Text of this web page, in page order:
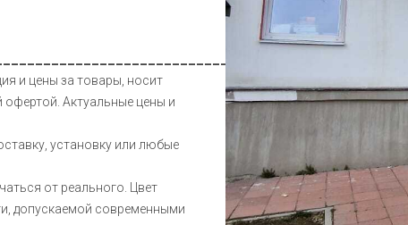
и цены за товары, носит
офертой. Актуальные цены и
установку или любые
от реального. Цвет
допускаемой современными